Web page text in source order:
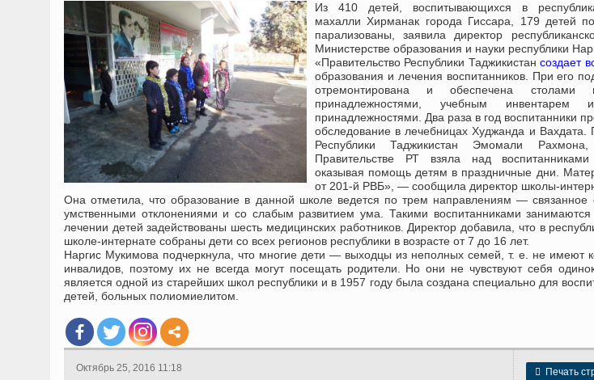
Из 410 детей, воспитывающихся в
махалли Хирманак города Гиссара, 179 детей
парализованы, заявила директор
Министерстве образования и науки республики
«Правительство Республики Таджикистансоздает
образования и лечения воспитанников. При его
отремонтирована и обеспечена столами
принадлежностями, учебным инвентарем
принадлежностями. Два раза в год воспитанники
обследование в лечебницах Худжанда и
Республики Таджикистан Эмомали
Правительстве РТ взяла над
оказывая помощь детям в праздничные дни.
от 201-й РВБ», — сообщила директор школы-
Она отметила, что образование в данной школе ведется по трем направлениям —
умственными отклонениями и со слабым развитием ума. Такими воспитанниками
лечении детей задействованы шесть медицинских работников. Директор добавила, что в
школе-интернате собраны дети со всех регионов республики в возрасте от 7 до 16 лет.
Наргис Мукимова подчеркнула, что многие дети — выходцы из неполных семей, т. е. не имеют
инвалидов, поэтому их не всегда могут посещать родители. Но они не чувствуют себя
является одной из старейших школ республики и в 1957 году была создана специально для
детей, больных полиомиелитом.
 Печать
Октябрь 25, 2016 11:18